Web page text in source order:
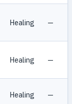
Healing —
Healing —
Healing —